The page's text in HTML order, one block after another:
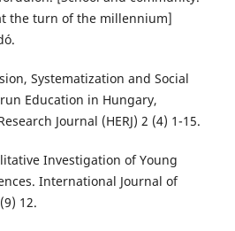
the turn of the millennium]
Systematization and Social
Education in Hungary,
Journal (HERJ) 2 (4) 1-15.
Investigation of Young
International Journal of
12.